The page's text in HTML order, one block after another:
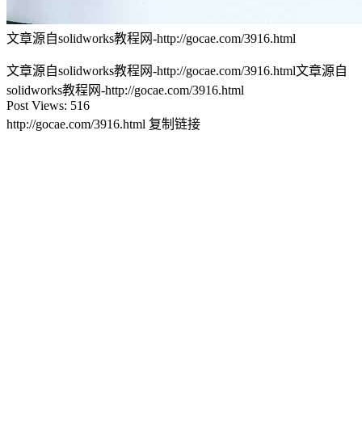
文章源自solidworks教程网-http://gocae.com/3916.html
文章源自solidworks教程网-http://gocae.com/3916.html文章源自
solidworks教程网-http://gocae.com/3916.html
Post Views: 516
http://gocae.com/3916.html 复制链接